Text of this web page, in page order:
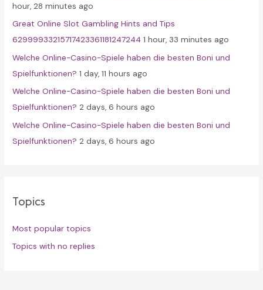
r
:
hour, 28 minutes ago
Great Online Slot Gambling Hints and Tips
62999933215717423361181247244 1 hour, 33 minutes ago
Welche Online-Casino-Spiele haben die besten Boni und
Spielfunktionen? 1 day, 11 hours ago
Welche Online-Casino-Spiele haben die besten Boni und
Spielfunktionen? 2 days, 6 hours ago
Welche Online-Casino-Spiele haben die besten Boni und
Spielfunktionen? 2 days, 6 hours ago
Topics
Most popular topics
Topics with no replies